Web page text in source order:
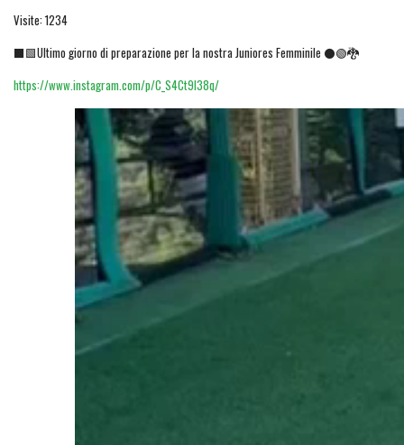
Visite: 1234
⬛🟩Ultimo giorno di preparazione per la nostra Juniores Femminile ⚫🟢🐉
https://www.instagram.com/p/C_S4Ct9I38q/